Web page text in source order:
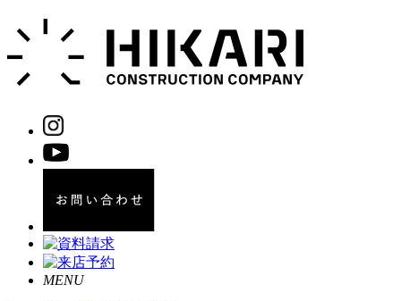
MENU